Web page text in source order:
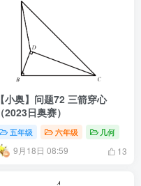
【小奥】问题72 三箭穿心
（2023日奥赛）
五年级 六年级 几何
9月18日 08:59 13